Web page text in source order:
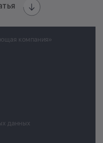
компания»
данных